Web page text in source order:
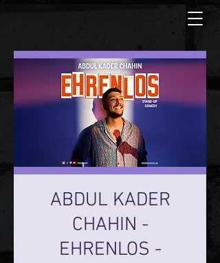
ABDUL KADER
CHAHIN -
EHRENLOS -